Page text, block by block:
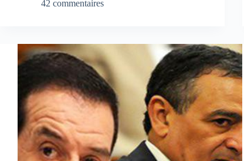
42 commentaires